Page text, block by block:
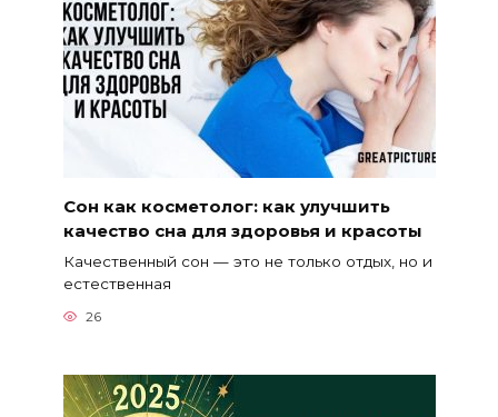
Сон как косметолог: как улучшить
качество сна для здоровья и красоты
Качественный сон — это не только отдых, но и
естественная
26